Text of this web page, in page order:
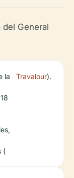
General
la
(
Travalour).